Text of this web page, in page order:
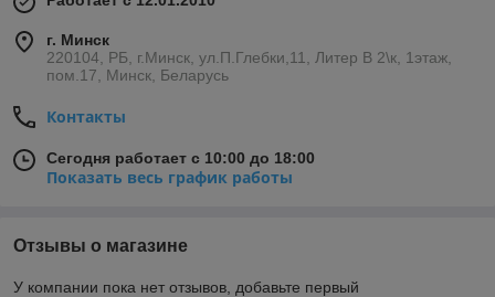
г. Минск
220104, РБ, г.Минск, ул.П.Глебки,11, Литер В 2\к, 1этаж,
пом.17, Минск, Беларусь
Контакты
Сегодня работает с 10:00 до 18:00
Показать весь график работы
Отзывы о магазине
У компании пока нет отзывов, добавьте первый